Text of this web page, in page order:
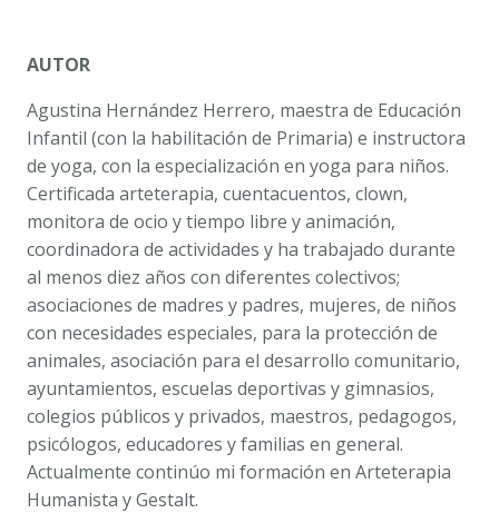
AUTOR
Agustina Hernández Herrero, maestra de Educación
Infantil (con la habilitación de Primaria) e instructora
de yoga, con la especialización en yoga para niños.
Certificada arteterapia, cuentacuentos, clown,
monitora de ocio y tiempo libre y animación,
coordinadora de actividades y ha trabajado durante
al menos diez años con diferentes colectivos;
asociaciones de madres y padres, mujeres, de niños
con necesidades especiales, para la protección de
animales, asociación para el desarrollo comunitario,
ayuntamientos, escuelas deportivas y gimnasios,
colegios públicos y privados, maestros, pedagogos,
psicólogos, educadores y familias en general.
Actualmente continúo mi formación en Arteterapia
Humanista y Gestalt.